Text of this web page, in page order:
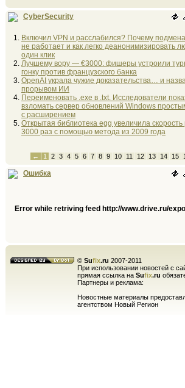
CyberSecurity
Включил VPN и расслабился? Почему
не работает и как легко деанонимизировать
один клик
Лучшему вору — €3000: фишеры устроили
гонку против французского банка
OpenAI украла чужие доказательства… и
прорывом ИИ
Переименовать .exe в .txt. Исследователи
взломать сервер обновлений Windows
с расширением
Открытая библиотека egg увеличила скорость
3000 раз с помощью метода из 2009 года
← 1 2 3 4 5 6 7 8 9 10 11 12 13 14 15
Ошибка
Error while retriving feed http://www.drive.ru/
© Sufix.ru 2007-2011
При использовании новостей с
прямая ссылка на Sufix.ru
Партнеры и реклама:
Новостные материалы
агентством Новый Регион